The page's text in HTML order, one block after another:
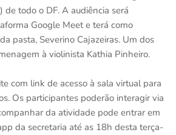
de todo o DF. A audiência será
Google Meet e terá como
pasta, Severino Cajazeiras. Um dos
à violinista Kathia Pinheiro.
com link de acesso à sala virtual para
Os participantes poderão interagir via
da atividade pode entrar em
da secretaria até as 18h desta terça-